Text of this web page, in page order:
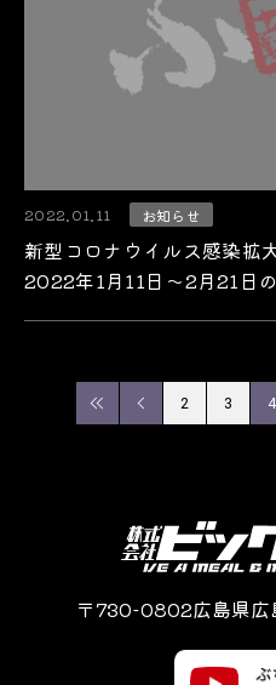
2022.01.11 お知らせ
新型コロナウイルス感染拡
2022年1月11日～2月21日
2 3 4
〒730-0802広島県広